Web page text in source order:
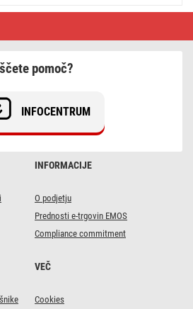
INFORMACIJE
O podjetju
Prednosti e-trgovin EMOS
Compliance commitment
VEČ
Cookies
pomoč?
INFOCENTRUM